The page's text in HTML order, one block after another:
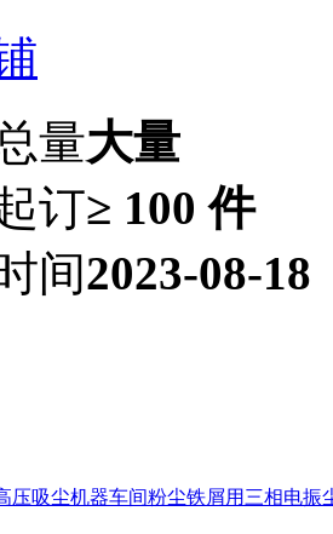
量大量
订≥ 100 件
间2023-08-18
压吸尘机器车间粉尘铁屑用三相电振